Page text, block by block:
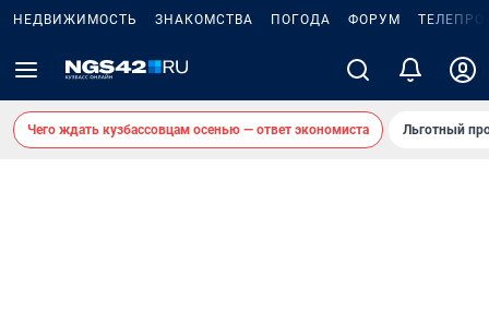
НЕДВИЖИМОСТЬ ЗНАКОМСТВА ПОГОДА ФОРУМ
Чего ждать кузбассовцам осенью — ответ экономиста Льготный